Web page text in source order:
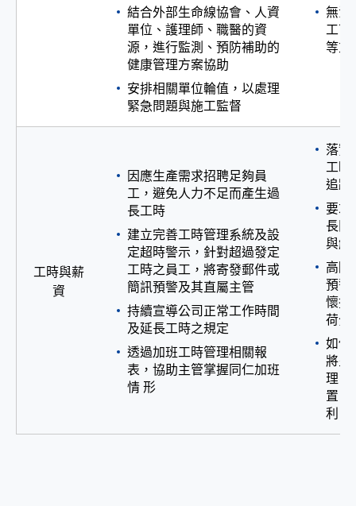
結合外部生命線協會、人資
單位、護理師、職醫的資
源，進行監測、預防補助的
健康管理方案協助
安排相關單位輪值，以處理
緊急問題與施工監督
無法
工可
等方
工時與薪
資
因應生產需求招聘足夠員
工，避免人力不足而產生過
長工時
建立完善工時管理系統及設
定超時警示，針對超過發定
工時之員工，將寄發郵件或
簡訊預警及其直屬主管
持續宣導公司正常工作時間
及延長工時之規定
透過加班工時管理相關報
表，協助主管掌握同仁加班
情 形
落實
工時
追蹤
要求
長問
與解
高階
預警
懷措
荷分
如仍
將呈
理，
置，
利